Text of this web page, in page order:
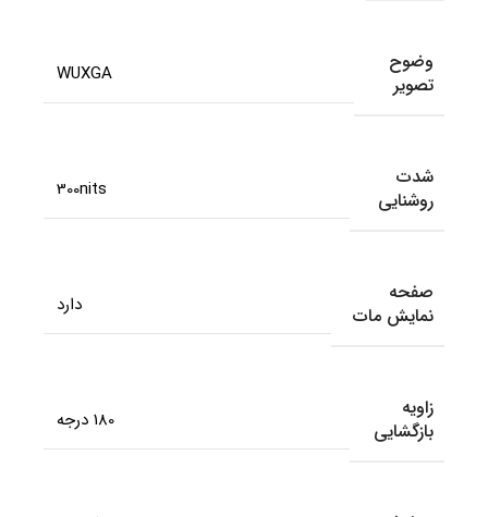
وضوح
تصویر
WUXGA
شدت
روشنایی
300nits
صفحه
نمایش مات
دارد
زاویه
بازگشایی
180 درجه